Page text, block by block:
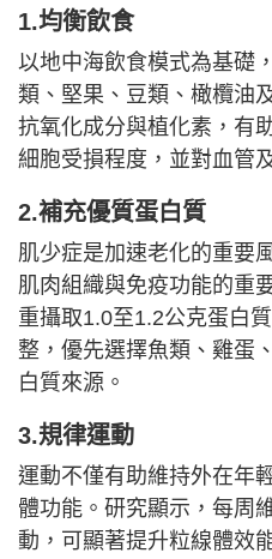
1.均衡飲食
以地中海飲食模式為基礎
類、堅果、豆類、橄欖油
抗氧化成分與植化素，有
細胞受損程度，並對血管
2.補充優質蛋白質
肌少症是加速老化的重要
肌肉組織與免疫功能的重
重攝取1.0至1.2公克蛋白
整，優先選擇魚類、雞蛋
白質來源。
3.規律運動
運動不僅有助維持外在年
體功能。研究顯示，每周
動，可顯著提升粒線體效